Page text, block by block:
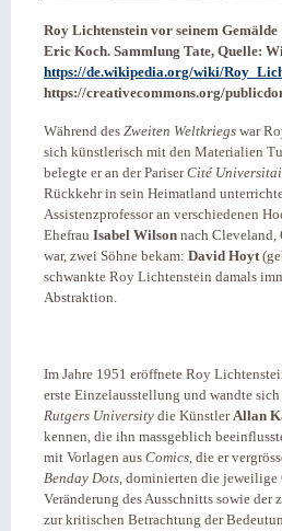
Roy Lichtenstein vor seinem Gemälde
Eric Koch. Sammlung Tate, Quelle:
https://de.wikipedia.org/wiki/
https://creativecommons.org/
Während des Zweiten Weltkriegs war
sich künstlerisch mit den Materialien
belegte er an der PariserCité
Rückkehr in sein Heimatland
Assistenzprofessor an verschiedenen
Ehefrau Isabel Wilson nach Cleveland,
war, zwei Söhne bekam: David Hoyt
schwankte Roy Lichtenstein damals
Abstraktion.
Im Jahre 1951 eröffnete Roy
erste Einzelausstellung und wandte
Rutgers University die KünstlerAllan
kennen, die ihn massgeblich
mit Vorlagen aus Comics, die er
Benday Dots, dominierten die jeweilige
Veränderung des Ausschnitts sowie
zur kritischen Betrachtung der